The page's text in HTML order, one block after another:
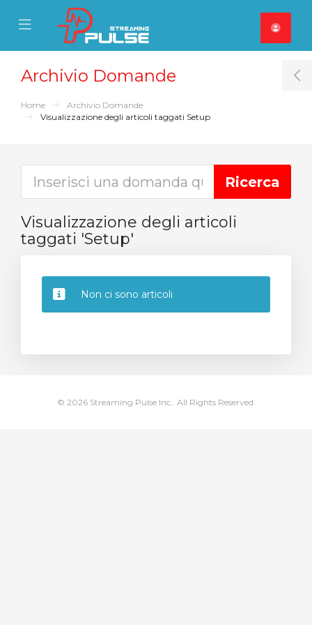
Mobile Menu
Mobile Menu
Archivio Domande
Home
Archivio Domande
Visualizzazione degli articoli taggati Setup
Visualizzazione degli articoli
taggati 'Setup'
Non ci sono articoli
© 2026 Streaming Pulse Inc.. All Rights Reserved.